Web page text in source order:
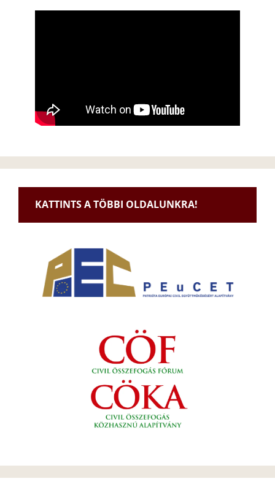
KATTINTS A TÖBBI OLDALUNKRA!